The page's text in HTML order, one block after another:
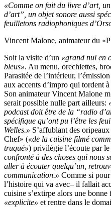
«Comme on fait du livre d’art,
d’art”, un objet sonore aussi
feuilletons radiophoniques
Vincent Malone, animateur du
Soit la visite d’un «grand nul en
bleus». Au menu, orechiettes,
Parasitée de l’intérieur,
aux accents d’impro qui tordent
Son animateur Vincent Malone
serait possible nulle part ailleurs:
podcast doit être de la “radio
spécifique qu’ont pu l’être les
Welles.» S’affublant des
Chef» («de la cuisine filmé
truqué») privilégie l’écoute par
confronté à des choses qui nous
aller à écouter quelqu’un,
communication.» Comme si
l’histoire qui va avec– il fallait
cuisine s’extirpe alors une
«explicite» et rentre dans le